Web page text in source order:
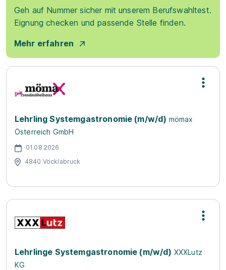
Geh auf Nummer sicher mit unserem Berufswahltest.
Eignung checken und passende Stelle finden.
Mehr erfahren
Lehrling Systemgastronomie (m/w/d) mömax
Österreich GmbH
01.08.2026
4840 Vöcklabruck
Lehrlinge Systemgastronomie (m/w/d) XXXLutz
KG